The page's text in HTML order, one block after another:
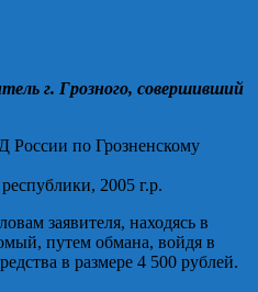
г. Грозного, совершивший
России по Грозненскому
2005 г.р.
заявителя, находясь в
путем обмана, войдя в
в размере 4 500 рублей.